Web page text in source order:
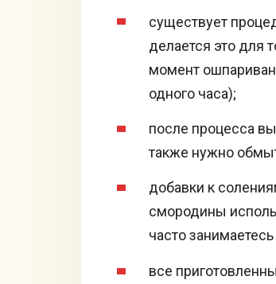
существует
делается это для
момент
одного часа);
после процесса
также нужно
добавки к
смородины
часто
все